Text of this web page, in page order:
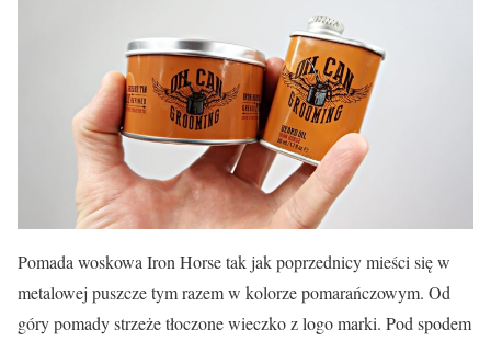
Pomada woskowa Iron Horse tak jak poprzednicy mieści się w
metalowej puszcze tym razem w kolorze pomarańczowym. Od
góry pomady strzeże tłoczone wieczko z logo marki. Pod spodem